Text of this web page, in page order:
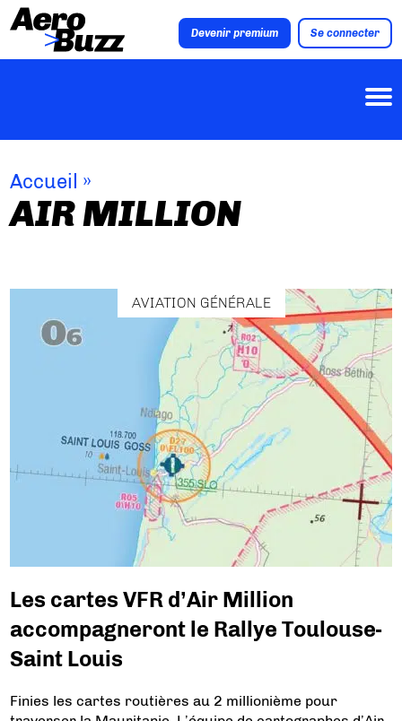
Devenir premium Se connecter
Accueil »
AIR MILLION
AVIATION GÉNÉRALE
Les cartes VFR d’Air Million
accompagneront le Rallye Toulouse-
Saint Louis
Finies les cartes routières au 2 millionième pour